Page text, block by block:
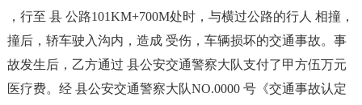
，行至 县 公路101KM+700M处时，与横过公路的行人 相撞，
撞后，轿车驶入沟内，造成 受伤，车辆损坏的交通事故。事
故发生后，乙方通过 县公安交通警察大队支付了甲方伍万元
医疗费。经 县公安交通警察大队NO.0000 号《交通事故认定